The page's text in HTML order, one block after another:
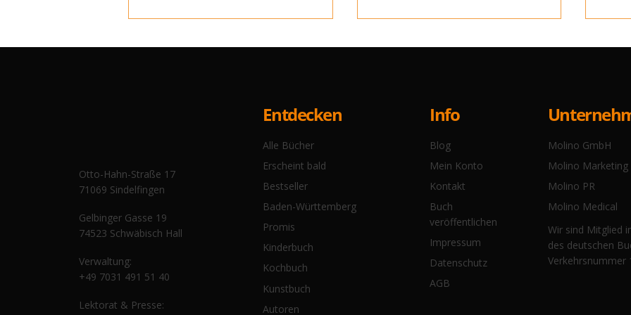
80 Jahre Olaf der Flipper:
Jetzt erzählt er seine
Geschichte
Christian Simon liest aus
„Begegnungen“
Wir sind Mitglied
des deutschen
Verkehrsnummer
Otto-Hahn-Straße 17
71069 Sindelfingen
Gelbinger Gasse 19
74523 Schwäbisch Hall
Verwaltung:
+49 7031 491 51 40
Lektorat & Presse:
Entdecken
Alle Bücher
Erscheint bald
Bestseller
Baden-Württemberg
Promis
Kinderbuch
Kochbuch
Kunstbuch
Autoren
Info
Blog
Mein Konto
Kontakt
Buch
veröffentlichen
Impressum
Datenschutz
AGB
Molino GmbH
Molino Marketing
Molino PR
Molino Medical